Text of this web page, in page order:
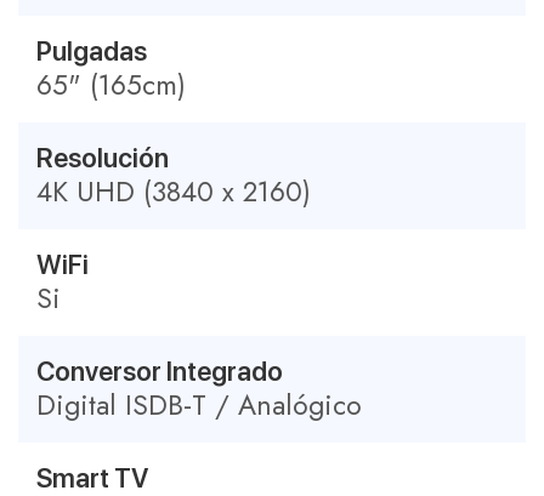
Pulgadas
65" (165cm)
Resolución
4K UHD (3840 x 2160)
WiFi
Si
Conversor Integrado
Digital ISDB-T / Analógico
Smart TV